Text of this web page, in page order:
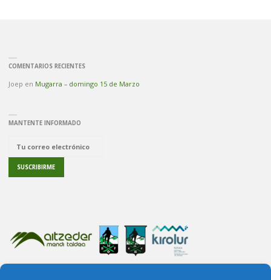
COMENTARIOS RECIENTES
Joep en Mugarra – domingo 15 de Marzo
MANTENTE INFORMADO